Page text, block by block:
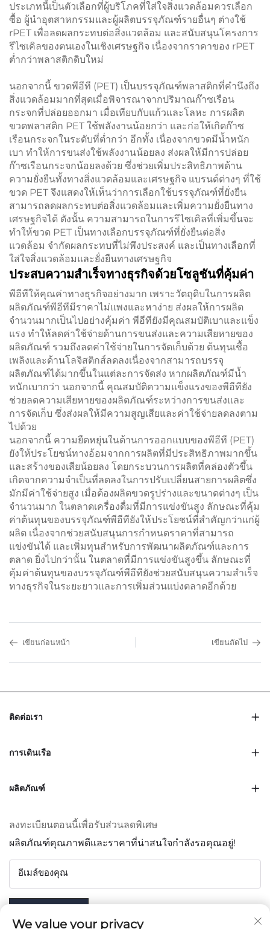
ประเภทนี้เป็นตัวเลือกที่ผู้บริโภคที่ใส่ใจสิ่งแวดล้อมควรเลือก
ซื้อ ผู้นำอุตสาหกรรมและผู้ผลิตบรรจุภัณฑ์รายอื่นๆ ต่างใช้
rPET เพื่อลดผลกระทบต่อสิ่งแวดล้อม และสนับสนุนโครงการ
รีไซเคิลของตนเองในเชิงเศรษฐกิจ เนื่องจากราคาของ rPET
ต่ำกว่าพลาสติกดิบใหม่
นอกจากนี้ ขวดพีอีที (PET) เป็นบรรจุภัณฑ์พลาสติกที่คำนึงถึง
สิ่งแวดล้อมมากที่สุดเมื่อพิจารณาจากปริมาณก๊าซเรือน
กระจกที่ปล่อยออกมา เมื่อเทียบกับแก้วและโลหะ การผลิต
ขวดพลาสติก PET ใช้พลังงานน้อยกว่า และก่อให้เกิดก๊าซ
เรือนกระจกในระดับที่ต่ำกว่า อีกทั้ง เนื่องจากขวดมีน้ำหนัก
เบา ทำให้การขนส่งใช้พลังงานน้อยลง ส่งผลให้มีการปล่อย
ก๊าซเรือนกระจกน้อยลงด้วย ซึ่งช่วยเพิ่มประสิทธิภาพด้าน
ความยั่งยืนทั้งทางสิ่งแวดล้อมและเศรษฐกิจ แบรนด์ต่างๆ ที่ใช้
ขวด PET จึงแสดงให้เห็นว่าการเลือกใช้บรรจุภัณฑ์ที่ยั่งยืน
สามารถลดผลกระทบต่อสิ่งแวดล้อมและเพิ่มความยั่งยืนทาง
เศรษฐกิจได้ ดังนั้น ความสามารถในการรีไซเคิลที่เพิ่มขึ้นจะ
ทำให้ขวด PET เป็นทางเลือกบรรจุภัณฑ์ที่ยั่งยืนต่อสิ่ง
แวดล้อม จำกัดผลกระทบที่ไม่พึงประสงค์ และเป็นทางเลือกที่
ใส่ใจสิ่งแวดล้อมและยั่งยืนทางเศรษฐกิจ
ประสบความสำเร็จทางธุรกิจด้วยโซลูชันที่คุ้มค่า
พีอีทีให้คุณค่าทางธุรกิจอย่างมาก เพราะวัตถุดิบในการผลิต
ผลิตภัณฑ์พีอีทีมีราคาไม่แพงและหาง่าย ส่งผลให้การผลิต
จำนวนมากเป็นไปอย่างคุ้มค่า พีอีทียังมีคุณสมบัติเบาและแข็ง
แรง ทำให้ลดค่าใช้จ่ายด้านการขนส่งและความเสียหายของ
ผลิตภัณฑ์ รวมถึงลดค่าใช้จ่ายในการจัดเก็บด้วย ต้นทุนเชื้อ
เพลิงและด้านโลจิสติกส์ลดลงเนื่องจากสามารถบรรจุ
ผลิตภัณฑ์ได้มากขึ้นในแต่ละการจัดส่ง หากผลิตภัณฑ์มีน้ำ
หนักเบากว่า นอกจากนี้ คุณสมบัติความแข็งแรงของพีอีทียัง
ช่วยลดความเสียหายของผลิตภัณฑ์ระหว่างการขนส่งและ
การจัดเก็บ ซึ่งส่งผลให้มีความสูญเสียและค่าใช้จ่ายลดลงตาม
ไปด้วย
นอกจากนี้ ความยืดหยุ่นในด้านการออกแบบของพีอีที (PET)
ยังให้ประโยชน์ทางอ้อมจากการผลิตที่มีประสิทธิภาพมากขึ้น
และสร้างของเสียน้อยลง โดยกระบวนการผลิตที่คล่องตัวขึ้น
เกิดจากความจำเป็นที่ลดลงในการปรับเปลี่ยนสายการผลิตซึ่ง
มักมีค่าใช้จ่ายสูง เมื่อต้องผลิตขวดรูปร่างและขนาดต่างๆ เป็น
จำนวนมาก ในตลาดเครื่องดื่มที่มีการแข่งขันสูง ลักษณะที่คุ้ม
ค่าต้นทุนของบรรจุภัณฑ์พีอีทียังให้ประโยชน์ที่สำคัญกว่าแก่ผู้
ผลิต เนื่องจากช่วยสนับสนุนการกำหนดราคาที่สามารถ
แข่งขันได้ และเพิ่มทุนสำหรับการพัฒนาผลิตภัณฑ์และการ
ตลาด ยิ่งไปกว่านั้น ในตลาดที่มีการแข่งขันสูงขึ้น ลักษณะที่
คุ้มค่าต้นทุนของบรรจุภัณฑ์พีอีทียังช่วยสนับสนุนความสำเร็จ
ทางธุรกิจในระยะยาวและการเพิ่มส่วนแบ่งตลาดอีกด้วย
เขียนก่อนหน้า เขียนถัดไป
ติดต่อเรา
การเดินเรือ
ผลิตภัณฑ์
ลงทะเบียนตอนนี้เพื่อรับส่วนลดพิเศษ
ผลิตภัณฑ์คุณภาพดีและราคาที่น่าสนใจกำลังรอคุณอยู่!
อีเมล์ของคุณ
We value your privacy